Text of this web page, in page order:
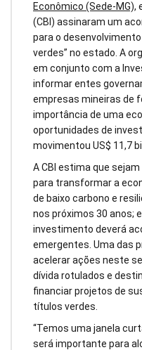
Econômico (Sede-MG),
(CBI) assinaram um
para o
verdes” no estado. A
em conjunto com a
informar entes
empresas mineiras de
importância de uma
oportunidades de
movimentou US$ 11,7
A CBI estima que
para transformar a
de baixo carbono e
nos próximos 30 anos;
investimento deverá
emergentes. Uma das
acelerar ações neste
dívida rotulados e
financiar projetos de
títulos verdes.
“Temos uma janela
será importante para